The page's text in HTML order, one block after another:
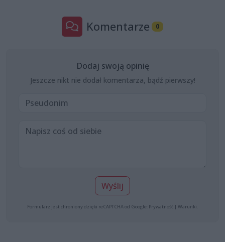
Komentarze 0
Dodaj swoją opinię
Jeszcze nikt nie dodał komentarza, bądź pierwszy!
Wyślij
Formularz jest chroniony dzięki reCAPTCHA od Google: Prywatność | Warunki